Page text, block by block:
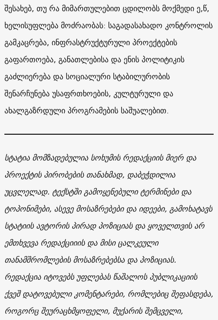
შესახებ, თუ რა მიმართულებით ცდილობს მოქმედი ე,წ,
ხელისუფლება მოძრაობას: საგადასახადო კონტროლის
გამკაცრება, ინფრასტრუქტურული პროექტების
გაფართოება, განათლებისა და ენის პოლიტიკის
გაძლიერება და სოციალური სტაბილურობის
შენარჩუნება უსაფრთხოების, კულტურული და
ახალგაზრდული პროგრამების საშუალებით.
სტატია მომზადებულია სოხუმის რედაქციის მიერ და
პროექტის პირობების თანახმად, დაბეჭდილია
უცვლელად. ტექსტში გამოყენებული ტერმინები და
ტოპონიმები, ასევე მოსაზრებები და იდეები, გამოხატავს
სტატიის ავტორის პირად პოზიციას და ყოველთვის არ
ემთხვევა რედაქციიის და მისი ცალკეული
თანამშრომლების მოსაზრებებსა და პოზიციას.
რედაქცია იტოვებს უფლებას წაშალოს პუბლიკაციის
ქვეშ დატოვებული კომენტარები, რომლებიც შეფასდება,
როგორც შეურაცხმყოფელი, მუქარის შემცველი,